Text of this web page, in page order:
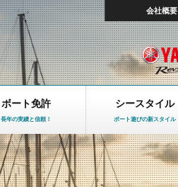
会社概要
ボート免許
長年の実績と信頼！
シースタイル
ボート遊びの新スタイル